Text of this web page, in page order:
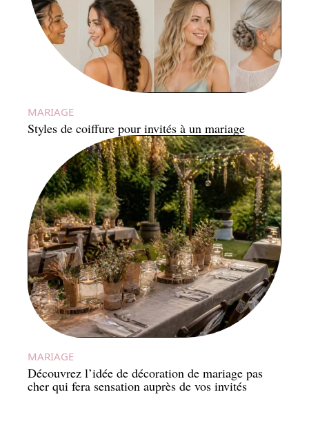
MARIAGE
Styles de coiffure pour invités à un mariage
MARIAGE
Découvrez l’idée de décoration de mariage pas
cher qui fera sensation auprès de vos invités